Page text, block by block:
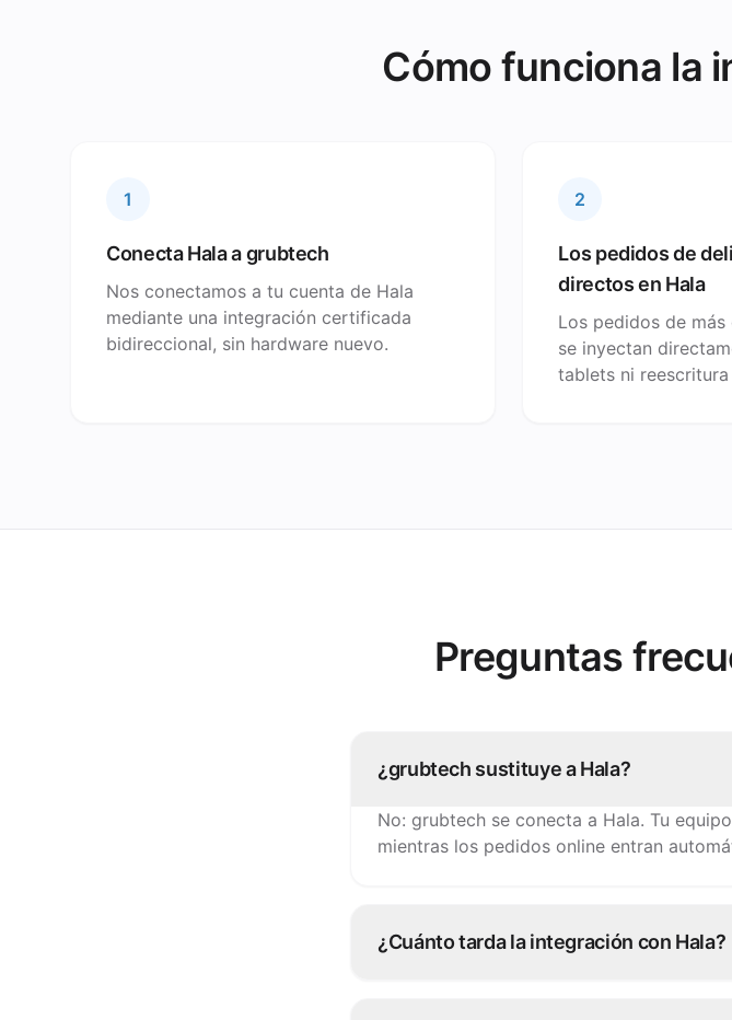
Cómo funciona la
1
Conecta Hala a grubtech
Nos conectamos a tu cuenta de Hala
mediante una integración certificada
bidireccional, sin hardware nuevo.
2
Los pedidos de
directos en Hala
Los pedidos de
se inyectan
tablets ni reescritura
Preguntas
¿grubtech sustituye a Hala?
No: grubtech se conecta a Hala. Tu
mientras los pedidos online entran
¿Cuánto tarda la integración con Hala?